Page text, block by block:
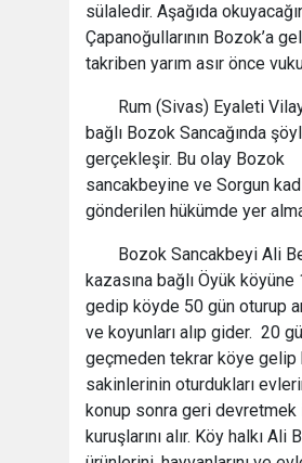
sülaledir. Aşağıda
Çapanoğullarının Bozok’a
takriben yarım asır önce
Rum (Sivas) Eyaleti
bağlı Bozok Sancağında
gerçekleşir. Bu olay Bozok
sancakbeyine ve Sorgun
gönderilen hükümde yer
Bozok Sancakbeyi Ali
kazasına bağlı Öyük köyüne
gedip köyde 50 gün oturup
ve koyunları alıp gider. 20
geçmeden tekrar köye gelip
sakinlerinin oturdukları
konup sonra geri devretmek
kuruşlarını alır. Köy halkı Ali